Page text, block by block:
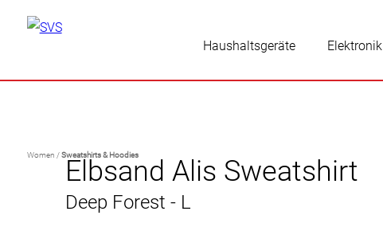
Haushaltsgeräte Elektronik
Women /Sweatshirts & Hoodies
Elbsand Alis Sweatshirt
Deep Forest - L